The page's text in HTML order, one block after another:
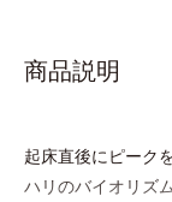
商品説明
起床直後にピーク
ハリのバイオリズ